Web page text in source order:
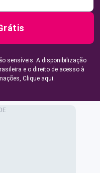
sensíveis. A disponibilização
e o direito de acesso à
Clique aqui.